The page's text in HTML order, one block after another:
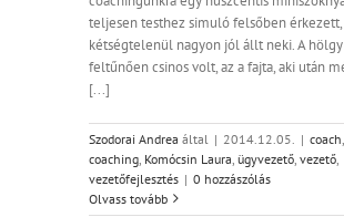
teljesen testhez simuló felsőben
kétségtelenül nagyon jól állt neki. A
feltűnően csinos volt, az a fajta, aki után
[...]
Szodorai Andrea által | 2014.12.05. | coach
coaching Komócsin Laura ügyvezető vezető
vezetőfejlesztés | 0 hozzászólás
Olvass tovább